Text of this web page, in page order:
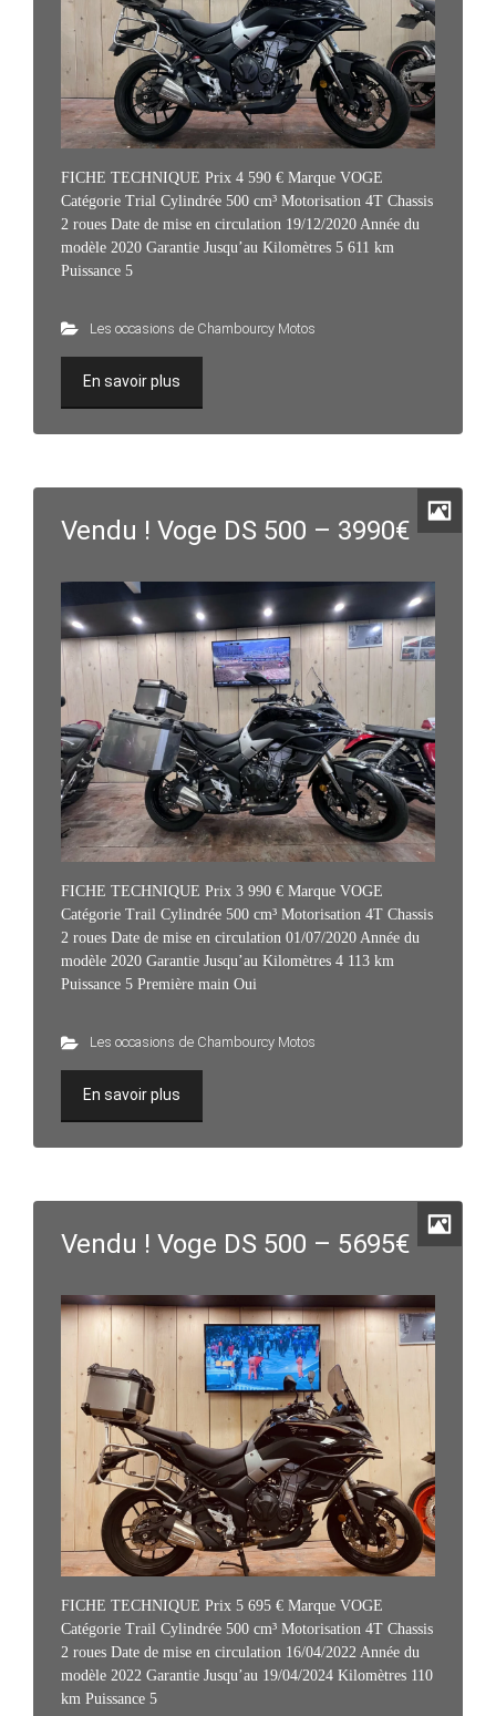
FICHE TECHNIQUE Prix 4 590 € Marque VOGE
Catégorie Trial Cylindrée 500 cm³ Motorisation 4T Chassis
2 roues Date de mise en circulation 19/12/2020 Année du
modèle 2020 Garantie Jusqu’au Kilomètres 5 611 km
Puissance 5
Les occasions de Chambourcy Motos
En savoir plus
Vendu ! Voge DS 500 – 3990€
FICHE TECHNIQUE Prix 3 990 € Marque VOGE
Catégorie Trail Cylindrée 500 cm³ Motorisation 4T Chassis
2 roues Date de mise en circulation 01/07/2020 Année du
modèle 2020 Garantie Jusqu’au Kilomètres 4 113 km
Puissance 5 Première main Oui
Les occasions de Chambourcy Motos
En savoir plus
Vendu ! Voge DS 500 – 5695€
FICHE TECHNIQUE Prix 5 695 € Marque VOGE
Catégorie Trail Cylindrée 500 cm³ Motorisation 4T Chassis
2 roues Date de mise en circulation 16/04/2022 Année du
modèle 2022 Garantie Jusqu’au 19/04/2024 Kilomètres 110
km Puissance 5